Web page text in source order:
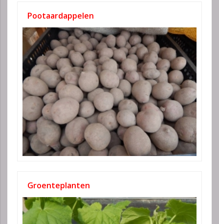
Pootaardappelen
Groenteplanten